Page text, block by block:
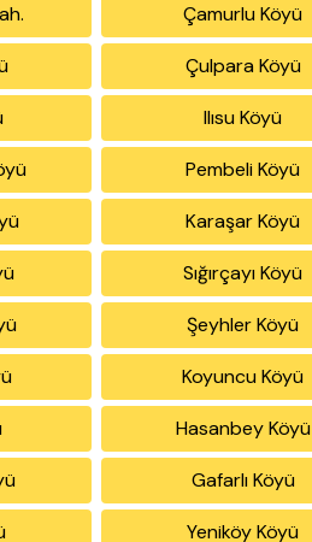
Çamurlu Köyü
Çulpara Köyü
Ilısu Köyü
Pembeli Köyü
Karaşar Köyü
Sığırçayı Köyü
Şeyhler Köyü
Koyuncu Köyü
Hasanbey Köyü
Gafarlı Köyü
Yeniköy Köyü